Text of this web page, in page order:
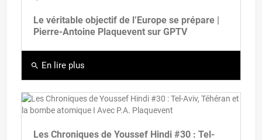
Le véritable objectif de l’Europe se prépare |
Pierre-Antoine Plaquevent sur GPTV
search En lire plus
Les Chroniques de Youssef Hindi #30 : Tel-